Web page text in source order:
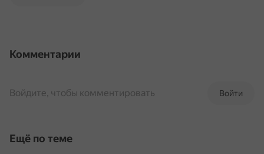
Комментарии
Войти
Войдите, чтобы комментировать
Ещё по теме